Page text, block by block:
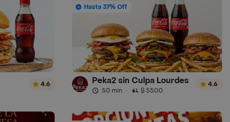
4.6
Hasta 37% Off
Peka2 sin Culpa Lourdes
50 min · $ 5500
4.6